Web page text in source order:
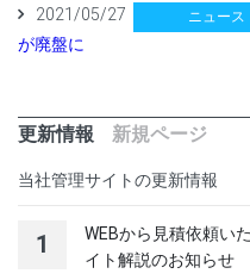
2021/05/27 ニュース
が廃盤に
更新情報 新規ページ
当社管理サイトの更新情報
1
WEBから見積依頼い
イト解説のお知らせ